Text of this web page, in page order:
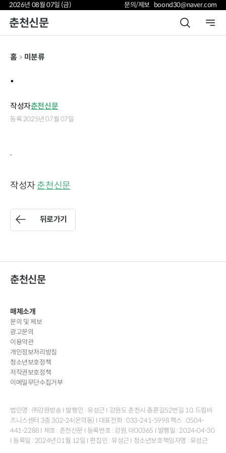
2026년 08월 07일 (금) 문의/제보 boond30@naver.com
춘천신문
홈 미분류
.
작성자춘천신문
등록 2025년 07월 07일
.
작성자 춘천신문
뒤로가기
춘천신문
매체소개
문의 및 제보
광고문의
이용약관
개인정보처리방침
청소년보호정책
저작권보호정책
이메일무단수집거부
법인명 : ㈜강원방송 I 발행인 : 유성근 I 강원도 춘천시 충혼길52번길 10, 드림비
즈니스센터 3층 302-24(온의동) I 대표전화 : 033-241-5998 팩스 : 0504-
441-2288 I 제호 : 춘천신문 I 등록번호 : 강원, 아00365 I 발행일 : 2024-04-30
I 등록일 : 2024년 01월 12일 I 편집인 : 유성근 I 청소년보호책임자명 : 유성근